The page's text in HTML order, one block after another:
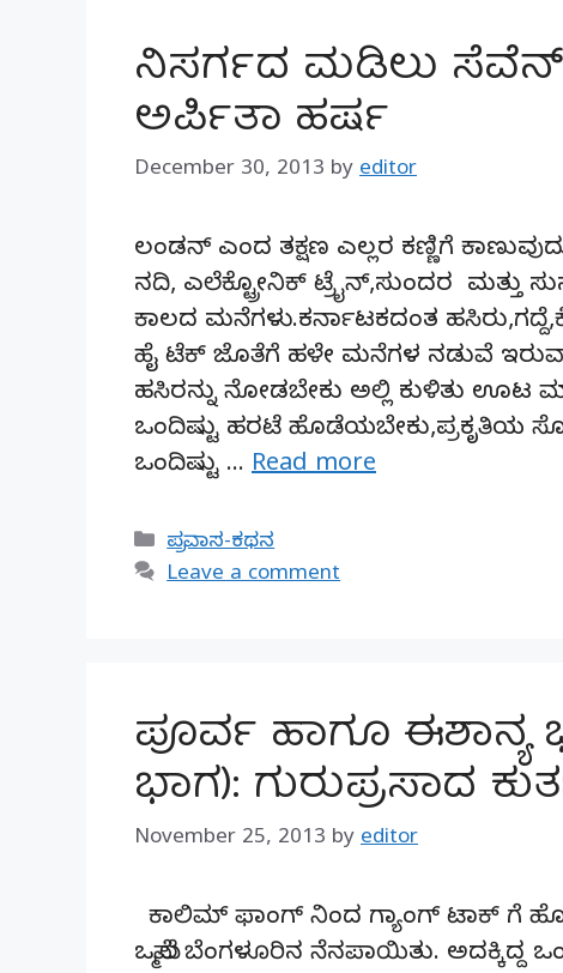
ನಿಸರ್ಗದ ಮಡಿಲು ಸೆವೆನ್
ಅರ್ಪಿತಾ ಹರ್ಷ
December 30, 2013 by editor
ಲಂಡನ್ ಎಂದ ತಕ್ಷಣ ಎಲ್ಲರ ಕಣ್ಣಿಗೆ
ನದಿ, ಎಲೆಕ್ಟ್ರೋನಿಕ್ ಟ್ರೈನ್,ಸುಂದರ ಮತ್ತು
ಕಾಲದ ಮನೆಗಳು.ಕರ್ನಾಟಕದಂತ
ಹೈ ಟೆಕ್ ಜೊತೆಗೆ ಹಳೇ ಮನೆಗಳ ನಡುವೆ
ಹಸಿರನ್ನು ನೋಡಬೇಕು ಅಲ್ಲಿ ಕುಳಿತು ಊಟ
ಒಂದಿಷ್ಟು ಹರಟೆ ಹೊಡೆಯಬೇಕು,ಪ್ರಕೃತಿಯ
ಒಂದಿಷ್ಟು … Read more
Categories
ಪ್ರವಾಸ-ಕಥನ
Leave a comment
ಪೂರ್ವ ಹಾಗೂ
ಭಾಗ): ಗುರುಪ್ರಸಾದ
November 25, 2013 by editor
ಕಾಲಿಮ್ ಫಾಂಗ್ ನಿಂದ ಗ್ಯಾಂಗ್ ಟಾಕ್ ಗೆ
ಒಮ್ಮೆಲೆ ಬೆಂಗಳೂರಿನ ನೆನಪಾಯಿತು. ಅದಕ್ಕಿದ್ದ